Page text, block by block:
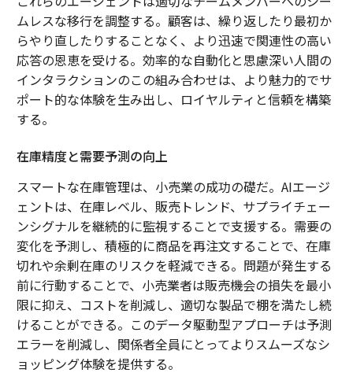
ムレスな移行を調整する。顧客は、繰り返したり最初か
らやり直したりすることなく、より迅速で関連性の高い
応答の恩恵を受ける。効率的な自動化と思慮深い人間の
インタラクションのこの組み合わせは、より魅力的でサ
ポート的な体験を生み出し、ロイヤルティと信頼を構築
する。
在庫精度と需要予測の向上
スマートな在庫管理は、小売業の成功の礎だ。AIエージ
ェントは、在庫レベル、販売トレンド、サプライチェー
ンシグナルを継続的に監視することで支援する。需要の
変化を予測し、積極的に商品を再注文することで、在庫
切れや余剰在庫のリスクを軽減できる。問題が発生する
前に行動することで、小売業者は販売機会の損失を最小
限に抑え、コストを削減し、適切な製品で棚を満たし続
けることができる。このデータ駆動型アプローチは予測
エラーを削減し、関係者全員にとってよりスムーズなシ
ョッピング体験を提供する。